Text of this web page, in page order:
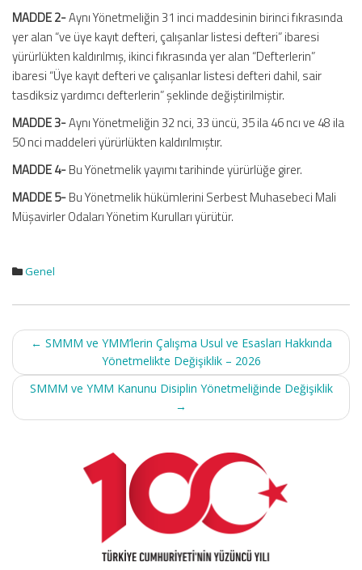
MADDE 2-Aynı Yönetmeliğin 31 inci maddesinin birinci fıkrasında
yer alan “ve üye kayıt defteri, çalışanlar listesi defteri” ibaresi
yürürlükten kaldırılmış, ikinci fıkrasında yer alan “Defterlerin”
ibaresi “Üye kayıt defteri ve çalışanlar listesi defteri dahil, sair
tasdiksiz yardımcı defterlerin” şeklinde değiştirilmiştir.
MADDE 3-Aynı Yönetmeliğin 32 nci, 33 üncü, 35 ila 46 ncı ve 48 ila
50 nci maddeleri yürürlükten kaldırılmıştır.
MADDE 4-Bu Yönetmelik yayımı tarihinde yürürlüğe girer.
MADDE 5-Bu Yönetmelik hükümlerini Serbest Muhasebeci Mali
Müşavirler Odaları Yönetim Kurulları yürütür.
Genel
Post
navigation
← SMMM ve YMM’lerin Çalışma Usul ve Esasları Hakkında
Yönetmelikte Değişiklik – 2026
SMMM ve YMM Kanunu Disiplin Yönetmeliğinde Değişiklik
→